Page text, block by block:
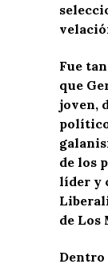
Fue
que
joven,
de los
líder y
de Los
Dentro